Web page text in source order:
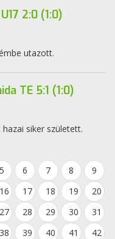
2:0 (1:0)
utazott.
TE 5:1 (1:0)
siker született.
5 6 7 8
9
16 17 18 19
20
27 28 29 30
31
38 39 40 41
42